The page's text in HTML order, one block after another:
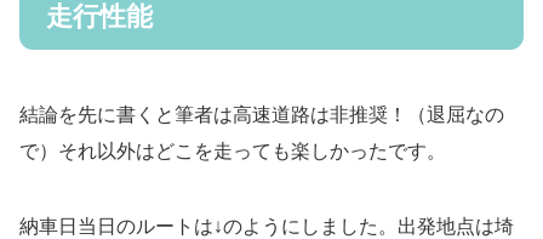
走行性能
結論を先に書くと筆者は高速道路は非推奨！（退屈なの
で）それ以外はどこを走っても楽しかったです。
納車日当日のルートは↓のようにしました。出発地点は埼